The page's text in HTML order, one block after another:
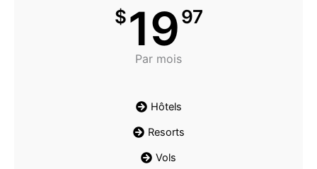
$1997
Par mois
Hôtels
Resorts
Vols